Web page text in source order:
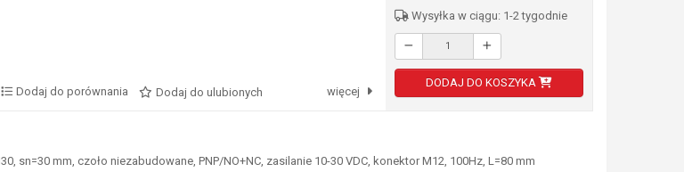
Dodaj do porównania Dodaj do ulubionych więcej
Wysyłka w ciągu: 1-2 tygodnie
DODAJ DO KOSZYKA
sn=30 mm, czoło niezabudowane, PNP/NO+NC, zasilanie 10-30 VDC, konektor M12, 100Hz, L=80 mm